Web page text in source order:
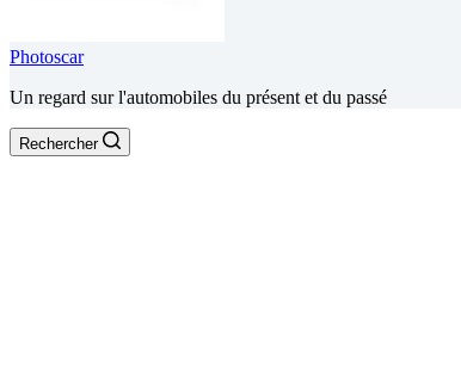
Photoscar
Un regard sur l'automobiles du présent et du passé
Rechercher